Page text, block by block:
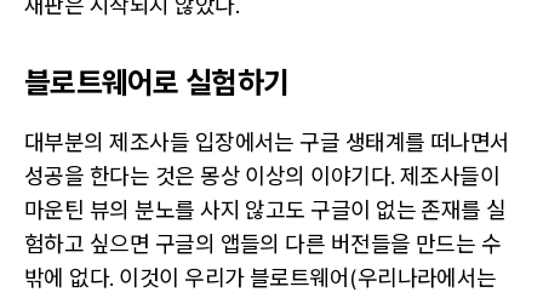
재판은 시작되지 않았다.
블로트웨어로 실험하기
대부분의 제조사들 입장에서는 구글 생태계를 떠나면서
성공을 한다는 것은 몽상 이상의 이야기다. 제조사들이
마운틴 뷰의 분노를 사지 않고도 구글이 없는 존재를 실
험하고 싶으면 구글의 앱들의 다른 버전들을 만드는 수
밖에 없다. 이것이 우리가 블로트웨어(우리나라에서는